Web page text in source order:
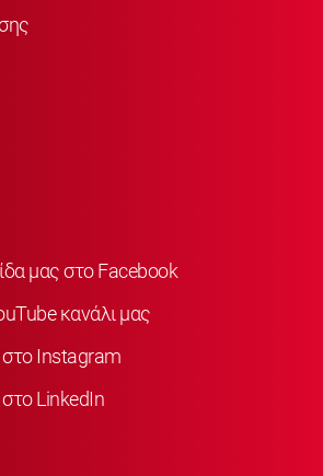
μας στο Facebook
κανάλι μας
Instagram
LinkedIn